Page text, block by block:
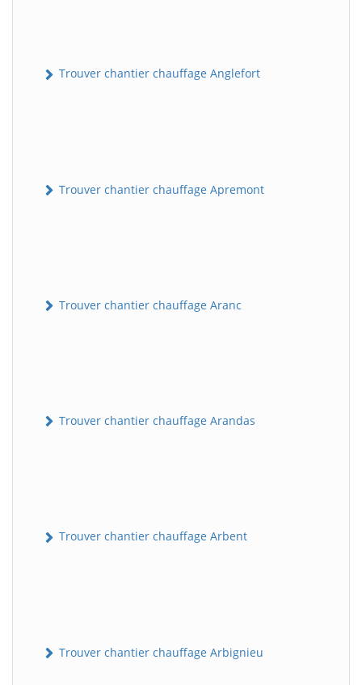
Trouver chantier chauffage Anglefort
Trouver chantier chauffage Apremont
Trouver chantier chauffage Aranc
Trouver chantier chauffage Arandas
Trouver chantier chauffage Arbent
Trouver chantier chauffage Arbignieu